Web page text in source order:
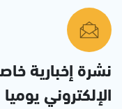
نشرة إخبارية
الإلكتروني يوميا